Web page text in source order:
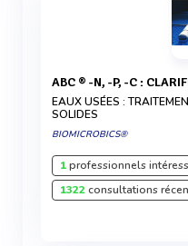
ABC ® -N, -P, -C :
EAUX USÉES :
SOLIDES
BIOMICROBICS®
1professionnels
1322consultations